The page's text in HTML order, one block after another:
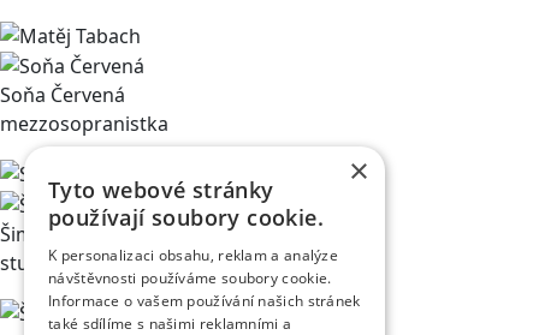
Soňa Červená
mezzosopranistka
Šimon Chvátil
student medicíny
×
Tyto webové stránky
používají soubory cookie.
K personalizaci obsahu, reklam a analýze
návštěvnosti používáme soubory cookie.
Informace o vašem používání našich stránek
také sdílíme s našimi reklamními a